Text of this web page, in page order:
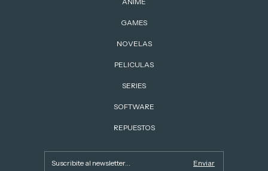
GAMES
NOVELAS
PELICULAS
SERIES
SOFTWARE
REPUESTOS